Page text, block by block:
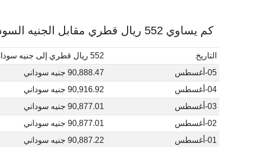
كم يساوي 552 ريال قطري مقابل الجنيه السوداني في أغسطس, 2026
التاريخ
552 ريال قطري إلى جنيه سوداني
05-أغسطس
90,888.47 جنيه سوداني
04-أغسطس
90,916.92 جنيه سوداني
03-أغسطس
90,877.01 جنيه سوداني
02-أغسطس
90,877.01 جنيه سوداني
01-أغسطس
90,887.22 جنيه سوداني